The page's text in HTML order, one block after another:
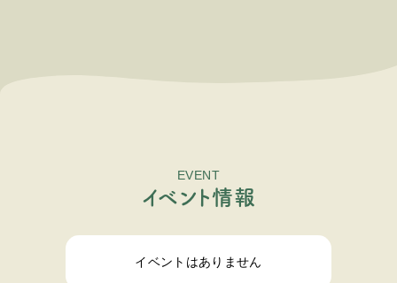
EVENT
イベン ト情報
イベントはありません